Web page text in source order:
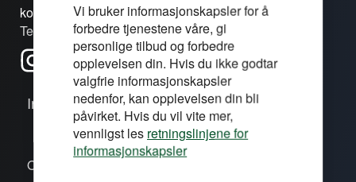
Vi bruker informasjonskapsler for å
forbedre tjenestene våre, gi
personlige tilbud og forbedre
opplevelsen din. Hvis du ikke godtar
valgfrie informasjonskapsler
nedenfor, kan opplevelsen din bli
påvirket. Hvis du vil vite mer,
vennligst les retningslinjene for
informasjonskapsler
kontakt@duri.no
Tel: (+47) 24 13 13 50
Informasjon
Om oss/våre proffsentre